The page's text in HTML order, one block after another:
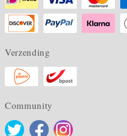
Verzending
Community